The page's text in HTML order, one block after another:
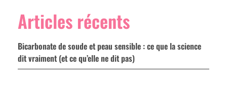
Articles récents
Bicarbonate de soude et peau sensible : ce que la science
dit vraiment (et ce qu’elle ne dit pas)